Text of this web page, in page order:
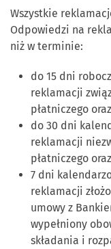
Wszystkie
Odpowiedzi na
niż w terminie:
do 15 dni
reklamacji
płatniczego
do 30 dni
reklamacji
płatniczego
7 dni
reklamacji
umowy z
wypełniony
składania i